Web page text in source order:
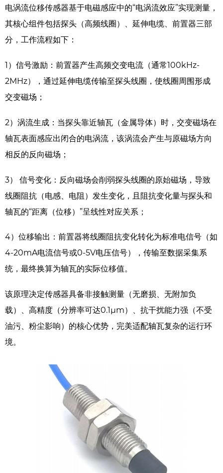
电涡流位移传感器基于电磁感应中的“电涡流效应”实现测量，
其核心组件包括探头（高频线圈）、延伸电缆、前置器三部
分，工作流程如下：
1）信号激励：前置器产生高频交变电流（通常100kHz-
2MHz），通过延伸电缆传输至探头线圈，使线圈周围形成
交变磁场；
2）涡流生成：当探头靠近轴瓦（金属导体）时，交变磁场在
轴瓦表面感应出闭合的电涡流，该涡流会产生与原磁场方向
相反的反向磁场；
3） 信号变化：反向磁场会削弱探头线圈的原始磁场，导致
线圈阻抗（电感、电阻）发生变化，且阻抗变化量与探头和
轴瓦的“距离（位移）”呈线性对应关系；
4）位移输出：前置器将线圈阻抗变化转化为标准电信号（如
4-20mA电流信号或0-5V电压信号），传输至数据采集系
统，最终换算为轴瓦的实际位移值。
该原理决定传感器具备非接触测量（无磨损、无附加负
载）、高精度（分辨率可达0.1μm）、抗干扰能力强（不受
油污、粉尘影响）的核心优势，完美适配轴瓦复杂的运行环
境。